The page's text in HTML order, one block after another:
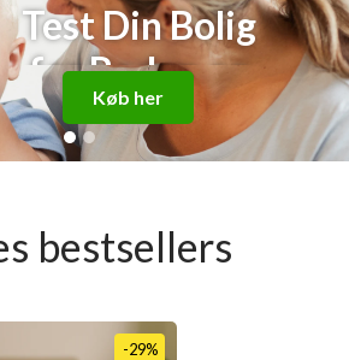
Test Din Bolig
for Radon og
Skimmelsvamp
For en
sikkerheds
skyld
Køb her
bestsellers
-29%